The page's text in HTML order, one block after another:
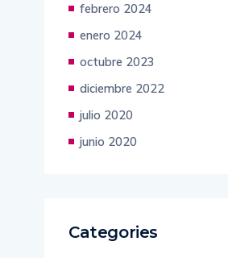
febrero 2024
enero 2024
octubre 2023
diciembre 2022
julio 2020
junio 2020
Categories